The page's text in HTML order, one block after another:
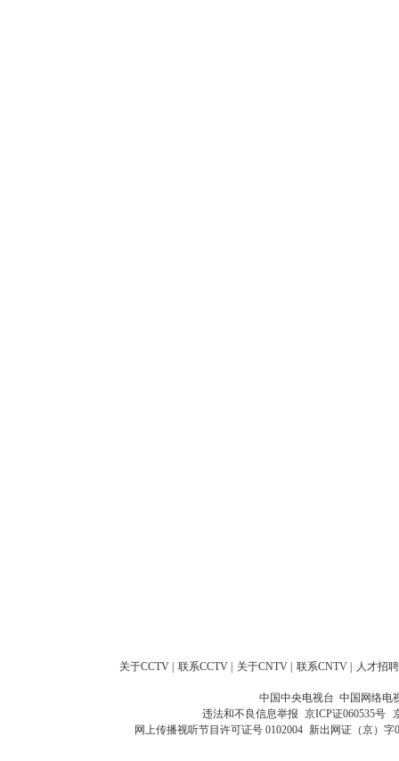
关于CCTV 联系CCTV 关于CNTV 联系CNTV 人才招聘
中国中央电视台 中国网络电
违法和不良信息举报 京ICP证060535号
网上传播视听节目许可证号 0102004 新出网证（京）